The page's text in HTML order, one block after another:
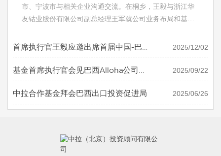
市、宁波市与相关企业沟通交流。在桐乡，王毅与浙江华
友钴业股份有限公司副总经理王军就公司业务布局和基金
会同进出口银行宁波分行党委书记吉春、副行长姜音一
点等方面进行交流；与浙江海港集团副总经理姚祖洪、宁
合作事宜以及未来合作机会、投贷联动服务新形式开发等
首席执行官王毅应邀出席首届中国-巴
2025/12/02
基金首席执行官会见巴西Alloha公司、
2025/09/22
中拉合作基金拜会巴西出口投资促进局 2025/06/26